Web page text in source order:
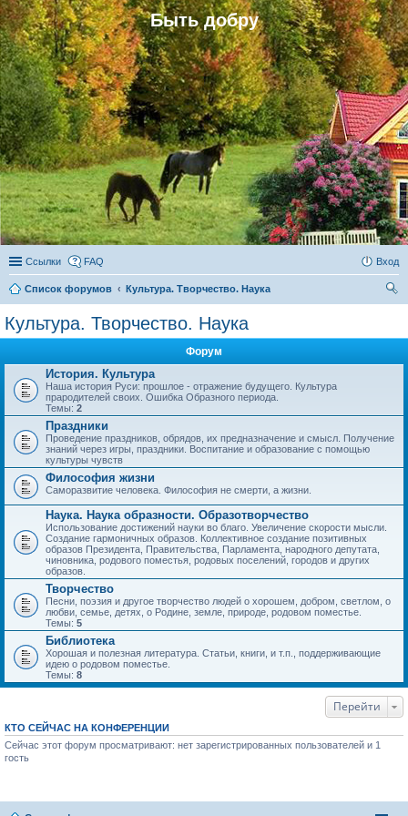
Быть добру
Ссылки FAQ Вход
Список форумов
Культура. Творчество. Наука
Культура. Творчество. Наука
Форум
История. Культура
Наша история Руси: прошлое - отражение будущего. Культура
прародителей своих. Ошибка Образного периода.
Темы: 2
Праздники
Проведение праздников, обрядов, их предназначение и смысл. Получение
знаний через игры, праздники. Воспитание и образование с помощью
культуры чувств
Философия жизни
Саморазвитие человека. Философия не смерти, а жизни.
Наука. Наука образности. Образотворчество
Использование достижений науки во благо. Увеличение скорости мысли.
Создание гармоничных образов. Коллективное создание позитивных
образов Президента, Правительства, Парламента, народного депутата,
чиновника, родового поместья, родовых поселений, городов и других
образов.
Творчество
Песни, поэзия и другое творчество людей о хорошем, добром, светлом, о
любви, семье, детях, о Родине, земле, природе, родовом поместье.
Темы: 5
Библиотека
Хорошая и полезная литература. Статьи, книги, и т.п., поддерживающие
идею о родовом поместье.
Темы: 8
Перейти
КТО СЕЙЧАС НА КОНФЕРЕНЦИИ
Сейчас этот форум просматривают: нет зарегистрированных пользователей и 1
гость